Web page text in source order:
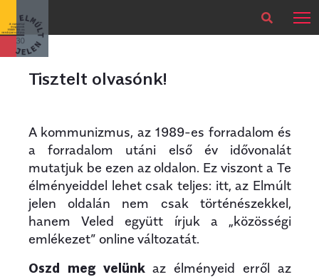
×
Tisztelt olvasónk!
A kommunizmus, az 1989-es forradalom és
a forradalom utáni első év idővonalát
mutatjuk be ezen az oldalon. Ez viszont a Te
élményeiddel lehet csak teljes: itt, az Elmúlt
jelen oldalán nem csak történészekkel,
hanem Veled együtt írjuk a „közösségi
emlékezet” online változatát.
Oszd meg velünkaz élményeid erről az